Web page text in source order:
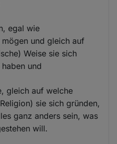
egal wie
und gleich auf
Weise sie sich
und
gleich auf welche
sie sich gründen,
ganz anders sein, was
will.